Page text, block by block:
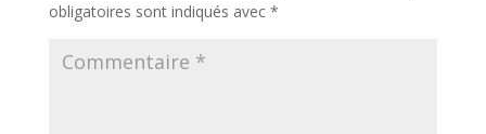
obligatoires sont indiqués avec *